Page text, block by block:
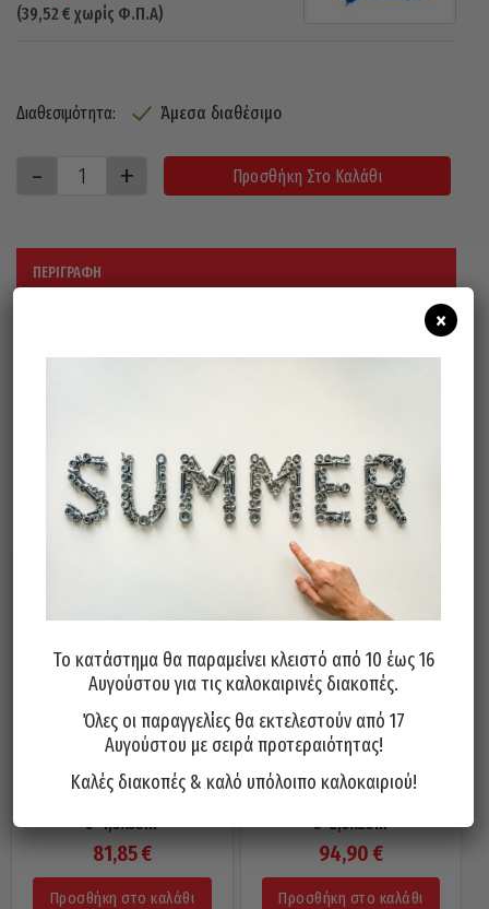
(39,52 € χωρίς Φ.Π.Α)
Διαθεσιμότητα: Άμεσα διαθέσιμο
Προσθήκη Στο Καλάθι
ΠΕΡΙΓΡΑΦΉ
ασφαλείας.
Σχετικά προϊόντα
Μπαλαντέζα Καρούλι Πλαστικό
3×1,5x33m
81,85€
Προσθήκη στο καλάθι
Μπαλαντέζα Καρούλι Πλαστικό
3×2,5x25m
94,90€
Προσθήκη στο καλάθι
Το κατάστημα θα παραμείνει κλειστό από 10 έως 16
Αυγούστου για τις καλοκαιρινές διακοπές.
Όλες οι παραγγελίες θα εκτελεστούν από 17
Αυγούστου με σειρά προτεραιότητας!
Καλές διακοπές & καλό υπόλοιπο καλοκαιριού!
×